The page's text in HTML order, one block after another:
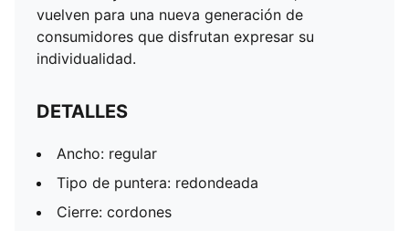
vuelven para una nueva generación de
consumidores que disfrutan expresar su
individualidad.
DETALLES
Ancho: regular
Tipo de puntera: redondeada
Cierre: cordones